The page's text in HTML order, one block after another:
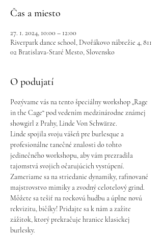
Čas a miesto
27. 1. 2024, 10:00 – 12:00
Riverpark dance school, Dvořákovo nábrežie 4, 811
02 Bratislava-Staré Mesto, Slovensko
O podujatí
Pozývame vás na tento špeciálny workshop „Rage
in the Cage“ pod vedením medzinárodne známej
showgirl z Prahy, Linde Von Schwärze.
Linde spojila svoju vášeň pre burlesque a
profesionálne tanečné znalosti do tohto
jedinečného workshopu, aby vám prezradila
tajomstvá svojich očarujúcich vystúpení.
Zameriame sa na striedanie dynamiky, rafinované
majstrovstvo mimiky a zvodný celotelový grind.
Môžete sa tešiť na rockovú hudbu a úplne novú
rekvizitu, bičíky! Pridajte sa k nám a zažite
zážitok, ktorý prekračuje hranice klasickej
burlesky.